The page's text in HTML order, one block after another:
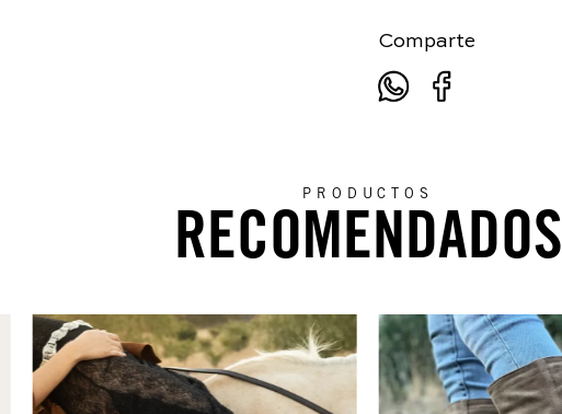
Comparte
PRODUCTOS
RECOMENDADOS